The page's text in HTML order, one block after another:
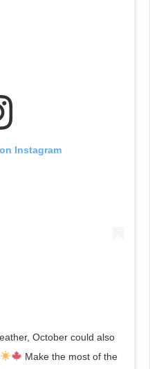
Instagram
October could also
Make the most of the